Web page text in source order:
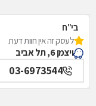
בי"ח
איכילוב-
תל אביב
לעסק זה אין חוות דעת
ויצמן 6, תל אביב
03-6973544